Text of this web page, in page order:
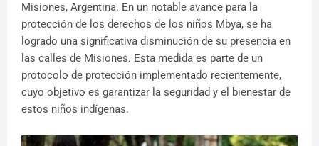
Misiones, Argentina. En un notable avance para la
protección de los derechos de los niños Mbya, se ha
logrado una significativa disminución de su presencia en
las calles de Misiones. Esta medida es parte de un
protocolo de protección implementado recientemente,
cuyo objetivo es garantizar la seguridad y el bienestar de
estos niños indígenas.